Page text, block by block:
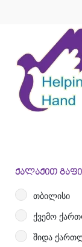
ქალაქით
თბილისი
ქვემო
შიდა